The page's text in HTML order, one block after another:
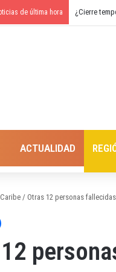
de última hora ¿Cierre
ACTUALIDAD
/ Otras 12 personas